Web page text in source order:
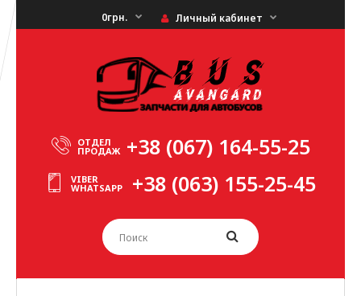
0грн. Личный кабинет
ОТДЕЛ
ПРОДАЖ +38 (067) 164-55-25
VIBER
WHATSAPP +38 (063) 155-25-45